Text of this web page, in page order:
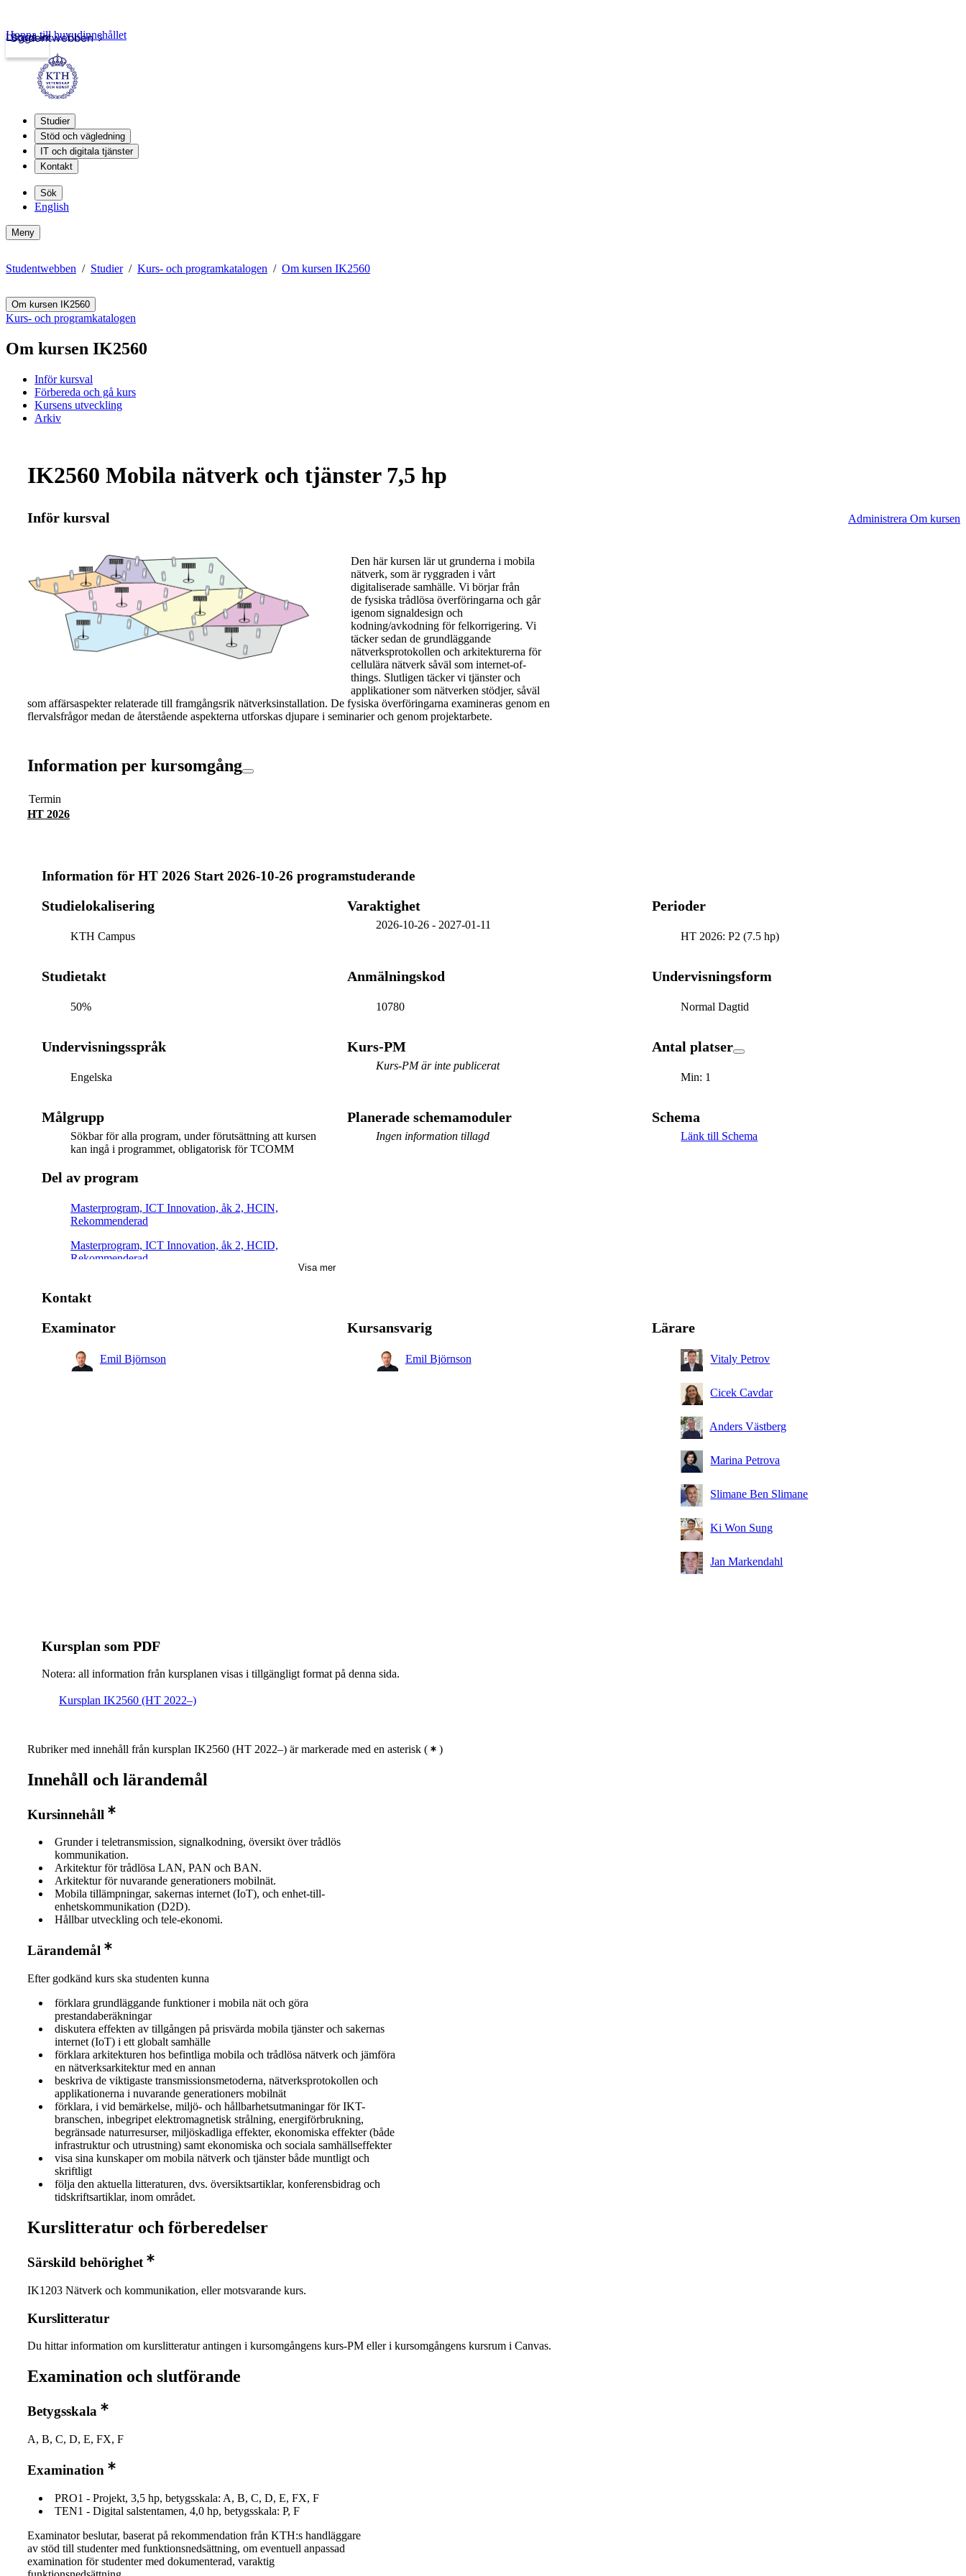
Studentwebben
Logga in
Hoppa till huvudinnehållet
Studier
Stöd och vägledning
IT och digitala tjänster
Kontakt
Sök
English
Meny
Studentwebben Studier Kurs- och programkatalogen Om kursen IK2560
Om kursen IK2560
Kurs- och programkatalogen
Om kursen IK2560
Inför kursval
Förbereda och gå kurs
Kursens utveckling
Arkiv
IK2560 Mobila nätverk och tjänster 7,5 hp
Inför kursval Administrera Om kursen
Den här kursen lär ut grunderna i mobila
nätverk, som är ryggraden i vårt
digitaliserade samhälle. Vi börjar från
de fysiska trådlösa överföringarna och går
igenom signaldesign och
kodning/avkodning för felkorrigering. Vi
täcker sedan de grundläggande
nätverksprotokollen och arkitekturerna för
cellulära nätverk såväl som internet-of-
things. Slutligen täcker vi tjänster och
applikationer som nätverken stödjer, såväl
som affärsaspekter relaterade till framgångsrik nätverksinstallation. De fysiska överföringarna examineras genom en
flervalsfrågor medan de återstående aspekterna utforskas djupare i seminarier och genom projektarbete.
Information per kursomgång
Termin
HT 2026
Information för HT 2026 Start 2026-10-26 programstuderande
Studielokalisering
KTH Campus
Varaktighet
2026-10-26- 2027-01-11
Perioder
HT 2026: P2 (7.5 hp)
Studietakt
50%
Anmälningskod
10780
Undervisningsform
Normal Dagtid
Undervisningsspråk
Engelska
Kurs-PM
Kurs-PM är inte publicerat
Antal platser
Min: 1
Målgrupp
Sökbar för alla program, under förutsättning att kursen
kan ingå i programmet, obligatorisk för TCOMM
Planerade schemamoduler
Ingen information tillagd
Schema
Länk till Schema
Del av program
Masterprogram, ICT Innovation, åk 2, HCIN,
Rekommenderad
Masterprogram, ICT Innovation, åk 2, HCID,
Rekommenderad
Obligatorisk
Visa mer
Kontakt
Examinator
Emil Björnson
Kursansvarig
Emil Björnson
Lärare
Vitaly Petrov
Cicek Cavdar
Anders Västberg
Marina Petrova
Slimane Ben Slimane
Ki Won Sung
Jan Markendahl
Kursplan som PDF
Notera: all information från kursplanen visas i tillgängligt format på denna sida.
Kursplan IK2560 (HT 2022–)
Rubriker med innehåll från kursplan IK2560 (HT 2022–) är markerade med en asterisk ( )
Innehåll och lärandemål
Kursinnehåll
Grunder i teletransmission, signalkodning, översikt över trådlös
kommunikation.
Arkitektur för trådlösa LAN, PAN och BAN.
Arkitektur för nuvarande generationers mobilnät.
Mobila tillämpningar, sakernas internet (IoT), och enhet-till-
enhetskommunikation (D2D).
Hållbar utveckling och tele-ekonomi.
Lärandemål
Efter godkänd kurs ska studenten kunna
förklara grundläggande funktioner i mobila nät och göra
prestandaberäkningar
diskutera effekten av tillgången på prisvärda mobila tjänster och sakernas
internet (IoT) i ett globalt samhälle
förklara arkitekturen hos befintliga mobila och trådlösa nätverk och jämföra
en nätverksarkitektur med en annan
beskriva de viktigaste transmissionsmetoderna, nätverksprotokollen och
applikationerna i nuvarande generationers mobilnät
förklara, i vid bemärkelse, miljö- och hållbarhetsutmaningar för IKT-
branschen, inbegripet elektromagnetisk strålning, energiförbrukning,
begränsade naturresurser, miljöskadliga effekter, ekonomiska effekter (både
infrastruktur och utrustning) samt ekonomiska och sociala samhällseffekter
visa sina kunskaper om mobila nätverk och tjänster både muntligt och
skriftligt
följa den aktuella litteraturen, dvs. översiktsartiklar, konferensbidrag och
tidskriftsartiklar, inom området.
Kurslitteratur och förberedelser
Särskild behörighet
IK1203 Nätverk och kommunikation, eller motsvarande kurs.
Kurslitteratur
Du hittar information om kurslitteratur antingen i kursomgångens kurs-PM eller i kursomgångens kursrum i Canvas.
Examination och slutförande
Betygsskala
A, B, C, D, E, FX, F
Examination
PRO1 - Projekt, 3,5 hp, betygsskala: A, B, C, D, E, FX, F
TEN1 - Digital salstentamen, 4,0 hp, betygsskala: P, F
Examinator beslutar, baserat på rekommendation från KTH:s handläggare
av stöd till studenter med funktionsnedsättning, om eventuell anpassad
examination för studenter med dokumenterad, varaktig